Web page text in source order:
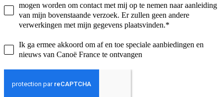
mogen worden om contact met mij op te nemen naar aanleiding
van mijn bovenstaande verzoek. Er zullen geen andere
verwerkingen met mijn gegevens plaatsvinden.*
Ik ga ermee akkoord om af en toe speciale aanbiedingen en
nieuws van Canoë France te ontvangen